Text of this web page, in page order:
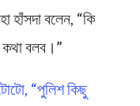
হাঁসদা বলেন, “কি
কথা বলব।”
“পুলিশ কিছু